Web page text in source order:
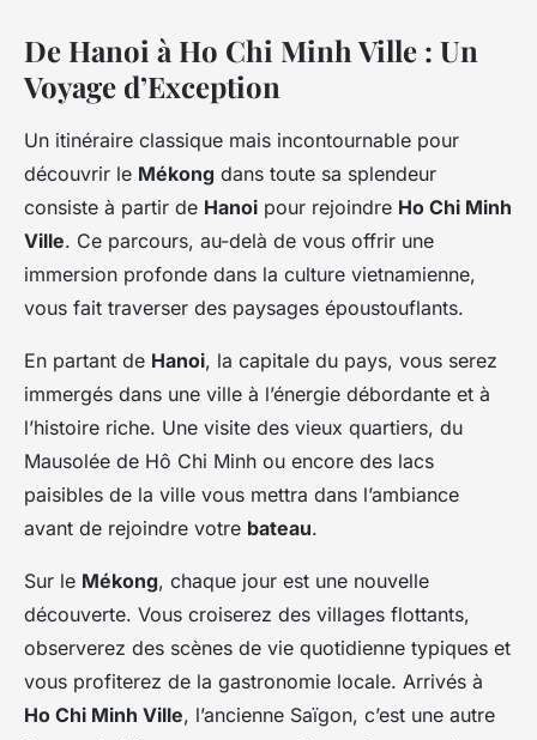
De Hanoi à Ho Chi Minh Ville : Un
Voyage d’Exception
Un itinéraire classique mais incontournable pour
découvrir le Mékong dans toute sa splendeur
consiste à partir de Hanoi pour rejoindre Ho Chi Minh
Ville. Ce parcours, au-delà de vous offrir une
immersion profonde dans la culture vietnamienne,
vous fait traverser des paysages époustouflants.
En partant de Hanoi, la capitale du pays, vous serez
immergés dans une ville à l’énergie débordante et à
l’histoire riche. Une visite des vieux quartiers, du
Mausolée de Hô Chi Minh ou encore des lacs
paisibles de la ville vous mettra dans l’ambiance
avant de rejoindre votre bateau.
Sur le Mékong, chaque jour est une nouvelle
découverte. Vous croiserez des villages flottants,
observerez des scènes de vie quotidienne typiques et
vous profiterez de la gastronomie locale. Arrivés à
Ho Chi Minh Ville, l’ancienne Saïgon, c’est une autre